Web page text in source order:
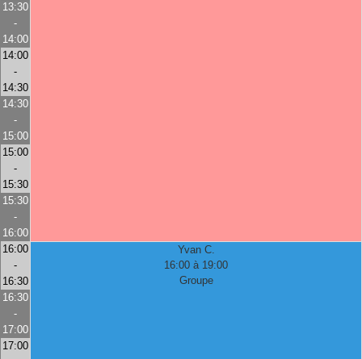
13:30
-
14:00
14:00
-
14:30
14:30
-
15:00
15:00
-
15:30
15:30
-
16:00
16:00
-
16:30
Yvan C.
16:00 à 19:00
Groupe
16:30
-
17:00
17:00